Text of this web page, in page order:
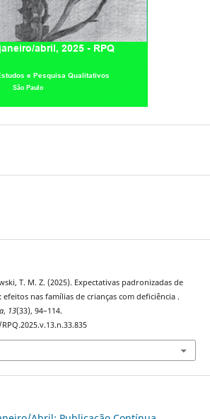
T. M. Z. (2025). Expectativas padronizadas de
nas famílias de crianças com deficiência .
, 13(33), 94–114.